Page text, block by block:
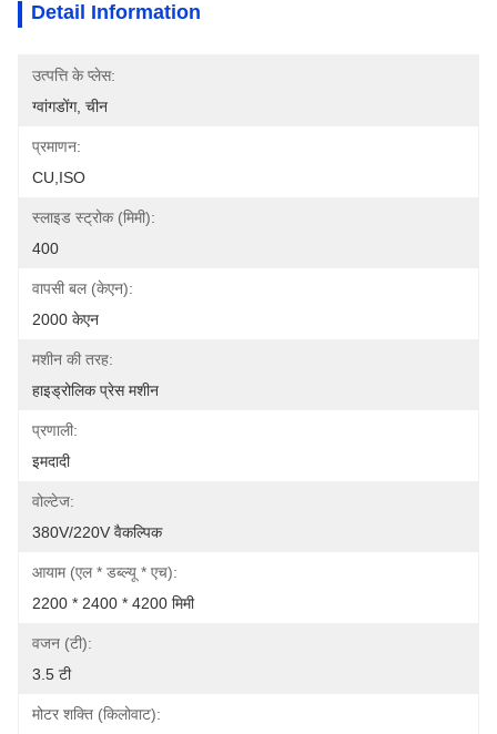
Detail Information
उत्पत्ति के प्लेस:
ग्वांगडोंग, चीन
प्रमाणन:
CU,ISO
स्लाइड स्ट्रोक (मिमी):
400
वापसी बल (केएन):
2000 केएन
मशीन की तरह:
हाइड्रोलिक प्रेस मशीन
प्रणाली:
इमदादी
वोल्टेज:
380V/220V वैकल्पिक
आयाम (एल * डब्ल्यू * एच):
2200 * 2400 * 4200 मिमी
वजन (टी):
3.5 टी
मोटर शक्ति (किलोवाट):